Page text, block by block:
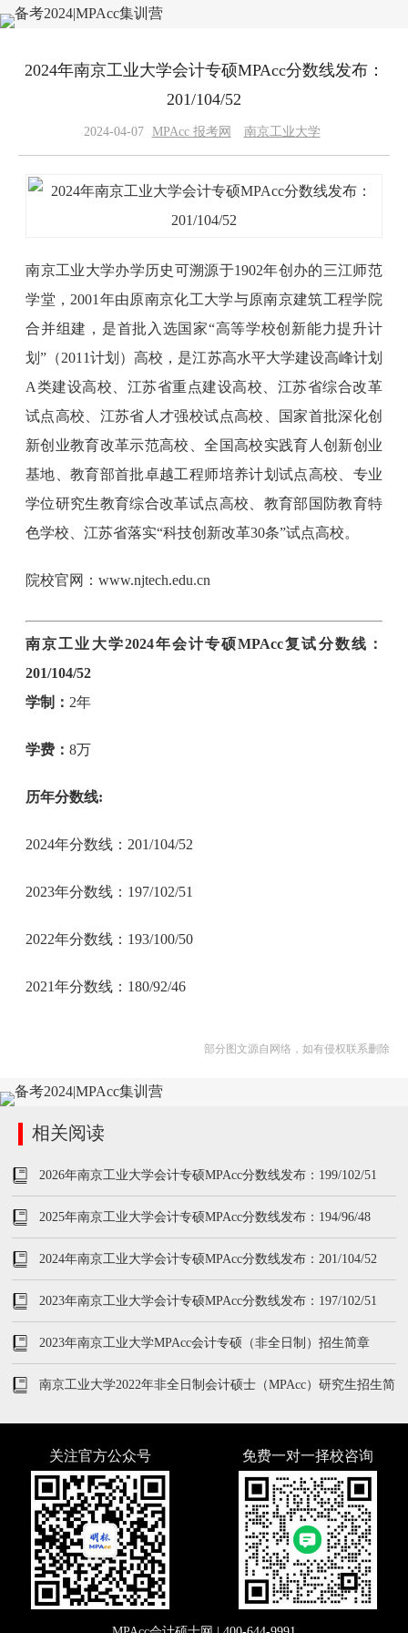
2024年南京工业大学会计专硕MPAcc分数线发布：
201/104/52
2024-04-07 MPAcc 报考网 南京工业大学
南京工业大学办学历史可溯源于1902年创办的三江师范
学堂，2001年由原南京化工大学与原南京建筑工程学院
合并组建，是首批入选国家“高等学校创新能力提升计
划”（2011计划）高校，是江苏高水平大学建设高峰计划
A类建设高校、江苏省重点建设高校、江苏省综合改革
试点高校、江苏省人才强校试点高校、国家首批深化创
新创业教育改革示范高校、全国高校实践育人创新创业
基地、教育部首批卓越工程师培养计划试点高校、专业
学位研究生教育综合改革试点高校、教育部国防教育特
色学校、江苏省落实“科技创新改革30条”试点高校。
院校官网：www.njtech.edu.cn
南京工业大学2024年会计专硕MPAcc复试分数线：
201/104/52
学制： 2年
学费：8万
历年分数线:
2024年分数线：201/104/52
2023年分数线：197/102/51
2022年分数线：193/100/50
2021年分数线：180/92/46
部分图文源自网络，如有侵权联系删除
相关阅读
2026年南京工业大学会计专硕MPAcc分数线发布：199/102/51
2025年南京工业大学会计专硕MPAcc分数线发布：194/96/48
2024年南京工业大学会计专硕MPAcc分数线发布：201/104/52
2023年南京工业大学会计专硕MPAcc分数线发布：197/102/51
2023年南京工业大学MPAcc会计专硕（非全日制）招生简章
南京工业大学2022年非全日制会计硕士（MPAcc）研究生招生简
章
关注官方公众号 免费一对一择校咨询